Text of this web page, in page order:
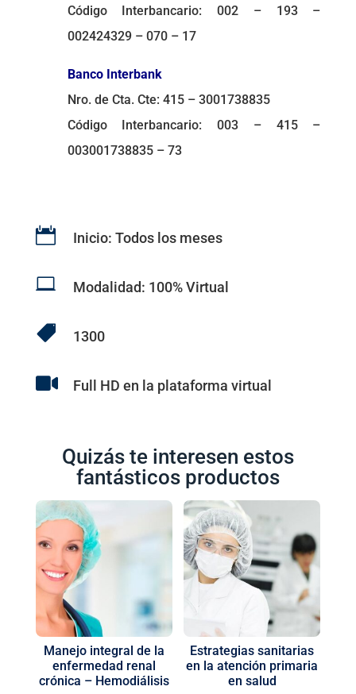
Código Interbancario: 002 – 193 –
002424329 – 070 – 17
Banco Interbank
Nro. de Cta. Cte: 415 – 3001738835
Código Interbancario: 003 – 415 –
003001738835 – 73
 Inicio: Todos los meses
 Modalidad: 100% Virtual
 1300
 Full HD en la plataforma virtual
Quizás te interesen estos
fantásticos productos
Manejo integral de la
enfermedad renal
crónica – Hemodiálisis
Estrategias sanitarias
en la atención primaria
en salud